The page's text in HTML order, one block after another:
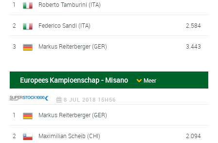
1 Roberto Tamburini (ITA)
2 Federico Sandi (ITA) 2.584
3 Markus Reiterberger (GER) 3.443
Europees Kampioenschap - Misano Meer
8 JUL 2018 15H56
1 Markus Reiterberger (GER)
2 Maximilian Scheib (CHI) 2.094